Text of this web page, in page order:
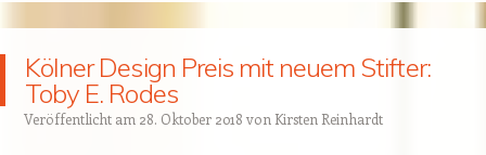
Kölner Design Preis mit neuem Stifter:
Toby E. Rodes
Veröffentlicht am 28. Oktober 2018 von Kirsten Reinhardt